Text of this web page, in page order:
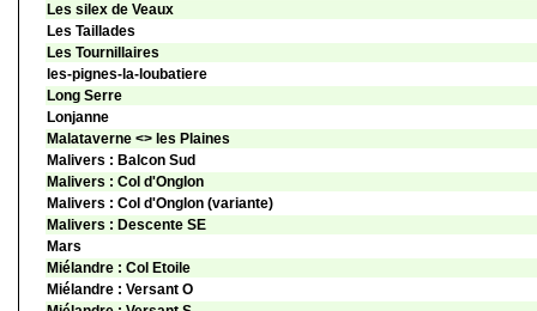
Les silex de Veaux
Les Taillades
Les Tournillaires
les-pignes-la-loubatiere
Long Serre
Lonjanne
Malataverne <> les Plaines
Malivers : Balcon Sud
Malivers : Col d'Onglon
Malivers : Col d'Onglon (variante)
Malivers : Descente SE
Mars
Miélandre : Col Etoile
Miélandre : Versant O